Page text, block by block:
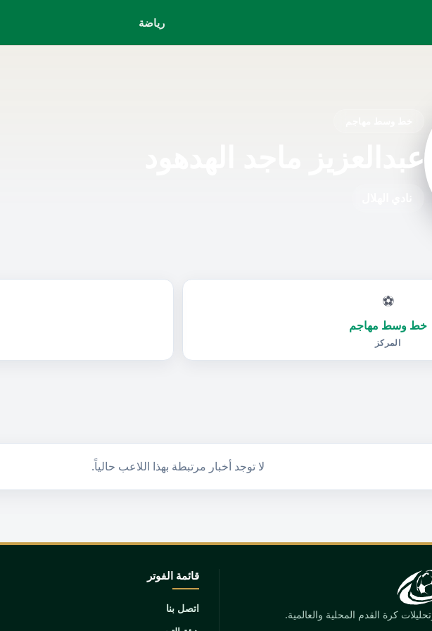
رياضة
عبدالعزيز ماجد الهدهود
⚽
خط وسط مهاجم
المركز
لا توجد أخبار مرتبطة بهذا اللاعب حالياً.
كرة القدم المحلية والعالمية.
قائمة الفوتر
اتصل بنا